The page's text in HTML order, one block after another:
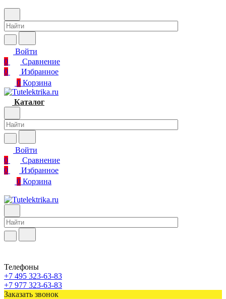
Войти
0
Сравнение
0
Избранное
0 Корзина
Каталог
Войти
0
Сравнение
0
Избранное
0 Корзина
Телефоны
+7 495 323-63-83
+7 977 323-63-83
Заказать звонок